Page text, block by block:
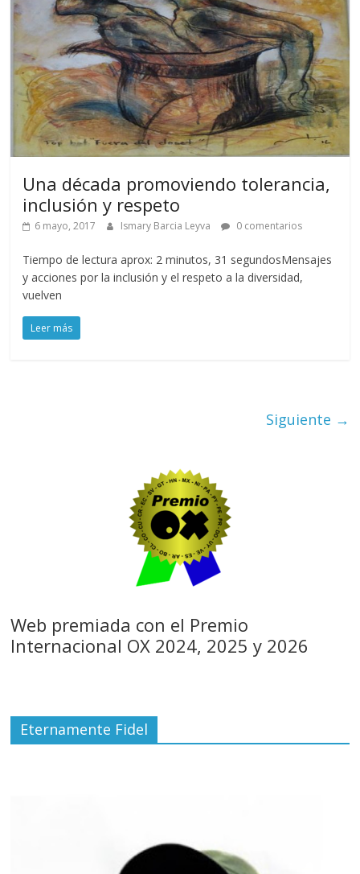
Una década promoviendo tolerancia,
inclusión y respeto
6 mayo, 2017 Ismary Barcia Leyva 0 comentarios
Tiempo de lectura aprox: 2 minutos, 31 segundosMensajes
y acciones por la inclusión y el respeto a la diversidad,
vuelven
Leer más
Siguiente →
Web premiada con el Premio
Internacional OX 2024, 2025 y 2026
Eternamente Fidel